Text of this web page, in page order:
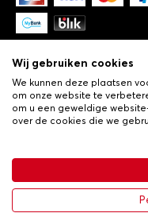
Algemene
•Livraison
Wij gebruiken cookies
We kunnen deze plaatsen
om onze website te
om u een geweldige
over de cookies die we